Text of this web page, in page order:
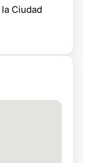
Ciudad